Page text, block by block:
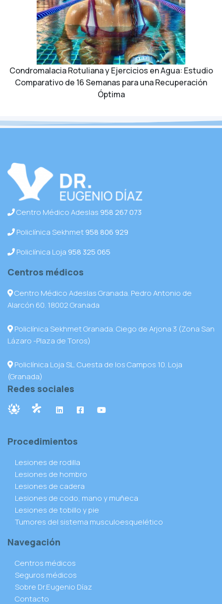
Condromalacia Rotuliana y Ejercicios en Agua: Estudio
Comparativo de 16 Semanas para una Recuperación
Óptima
Centro Médico Adeslas 958 267 073
Policlínica Sekhmet958 806 929
Policlínica Loja 958 325 065
Centros médicos
Centro Médico Adeslas Granada. Pedro Antonio de
Alarcón 60. 18002 Granada
Policlínica Sekhmet Granada. Ciego de Arjona 3 (Zona San
Lázaro -Plaza de Toros)
Policlínica Loja SL. Cuesta de los Campos 10. Loja
(Granada)
Redes sociales
Procedimientos
Lesiones de rodilla
Lesiones de hombro
Lesiones de cadera
Lesiones de codo, mano y muñeca
Lesiones de tobillo y pie
Tumores del sistema musculoesquelético
Navegación
Centros médicos
Seguros médicos
Sobre Dr.Eugenio Díaz
Contacto